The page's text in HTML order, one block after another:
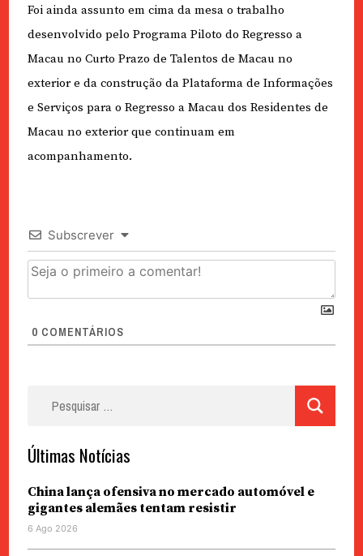
Foi ainda assunto em cima da mesa o trabalho
desenvolvido pelo Programa Piloto do Regresso a
Macau no Curto Prazo de Talentos de Macau no
exterior e da construção da Plataforma de Informações
e Serviços para o Regresso a Macau dos Residentes de
Macau no exterior que continuam em
acompanhamento.
Subscrever
0 COMENTÁRIOS
Últimas Notícias
China lança ofensiva no mercado automóvel e
gigantes alemães tentam resistir
6 Ago 2026